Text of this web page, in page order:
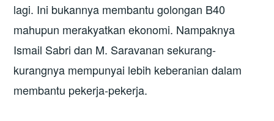
lagi. Ini bukannya membantu golongan B40
mahupun merakyatkan ekonomi. Nampaknya
Ismail Sabri dan M. Saravanan sekurang-
kurangnya mempunyai lebih keberanian dalam
membantu pekerja-pekerja.